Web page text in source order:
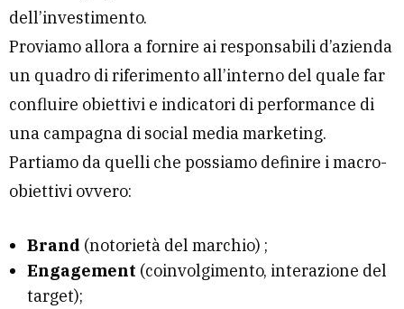
dell’investimento.
Proviamo allora a fornire ai responsabili d’azienda
un quadro di riferimento all’interno del quale far
confluire obiettivi e indicatori di performance di
una campagna di social media marketing.
Partiamo da quelli che possiamo definire i macro-
obiettivi ovvero:
Brand (notorietà del marchio) ;
Engagement (coinvolgimento, interazione del
target);